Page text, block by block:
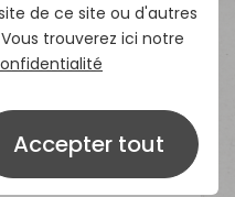
de ce site ou d'autres
Vous trouverez ici notre
Accepter tout